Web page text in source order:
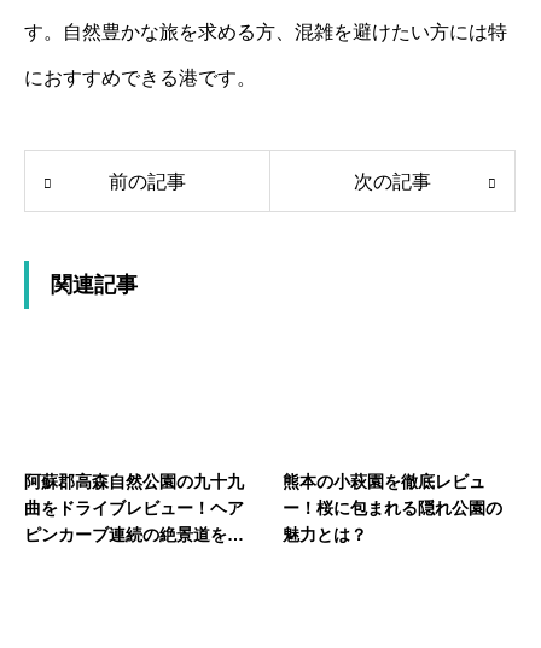
す。自然豊かな旅を求める方、混雑を避けたい方には特
におすすめできる港です。
前の記事 次の記事
関連記事
阿蘇郡高森自然公園の九十九
曲をドライブレビュー！ヘア
ピンカーブ連続の絶景道を紹
熊本の小萩園を徹底レビュ
ー！桜に包まれる隠れ公園の
魅力とは？